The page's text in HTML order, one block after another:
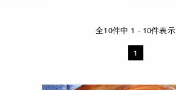
全10件中 1 - 10件表示
1